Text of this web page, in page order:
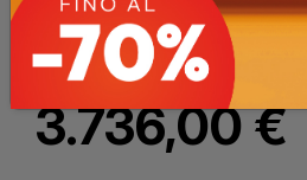
5.600,00 €
3.736,00 €